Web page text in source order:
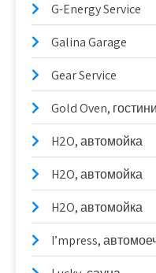
G-Energy Service
Galina Garage
Gear Service
Gold Oven,
H2O, автомойка
H2O, автомойка
H2O, автомойка
I’mpress,